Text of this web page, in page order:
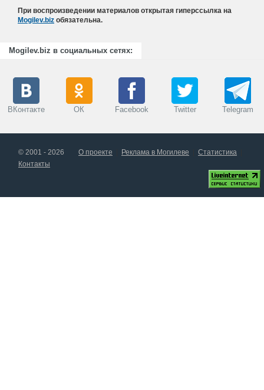
При воспроизведении материалов открытая гиперссылка на
Mogilev.biz обязательна.
Mogilev.biz в социальных сетях:
ВКонтакте ОК Facebook Twitter Telegram
© 2001 - 2026 О проекте Реклама в Могилеве
Статистика
Контакты